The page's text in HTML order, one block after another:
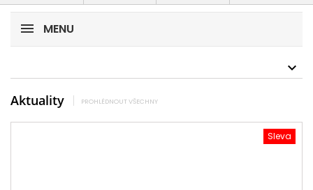
MENU
Aktuality PROHLÉDNOUT VŠECHNY
Sleva